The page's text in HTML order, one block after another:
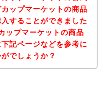
ップマーケットの商品
することができました
ップマーケットの商品
記ページなどを参考に
でしょうか？